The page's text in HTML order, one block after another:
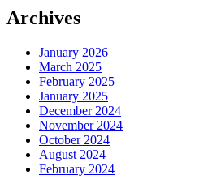
Archives
January 2026
March 2025
February 2025
January 2025
December 2024
November 2024
October 2024
August 2024
February 2024